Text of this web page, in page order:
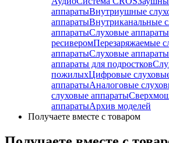
аппаратыВнутриушные
аппаратыВнутриканальные
аппаратыСлуховые
ресиверомПерезаряжаемые
аппаратыСлуховые аппараты
аппараты для подростков
пожилыхЦифровые
аппаратыАналоговые
слуховые аппараты
аппаратыАрхив моделей
Получаете вместе с товаром